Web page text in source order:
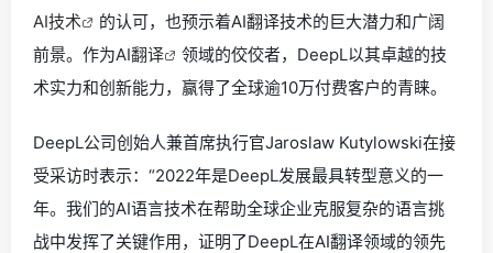
AI技术
的认可，也预示着AI翻译技术的巨大潜力和广阔
前景。作为AI翻译
领域的佼佼者，DeepL以其卓越的技
术实力和创新能力，赢得了全球逾10万付费客户的青睐。
DeepL公司创始人兼首席执行官Jaroslaw Kutylowski在接
受采访时表示：“2022年是DeepL发展最具转型意义的一
年。我们的AI语言技术在帮助全球企业克服复杂的语言挑
战中发挥了关键作用，证明了DeepL在AI翻译领域的领先